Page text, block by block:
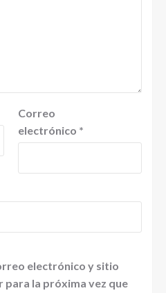
Correo
electrónico *
electrónico y sitio
para la próxima vez que